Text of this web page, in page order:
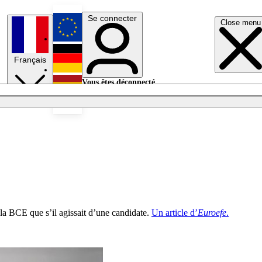
Close menu
Français
English
Deutsch
Se connecter
Vous êtes déconnecté.
BCE que s’il agissait d’une candidate. Un article d’Euroefe.